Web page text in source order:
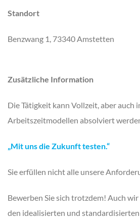
Standort
Benzwang 1, 73340 Amstetten
Zusätzliche Information
Die Tätigkeit kann Vollzeit, aber auch
Arbeitszeitmodellen absolviert
„Mit uns die Zukunft testen.“
Sie erfüllen nicht alle unsere
Bewerben Sie sich trotzdem! Auch
den idealisierten und